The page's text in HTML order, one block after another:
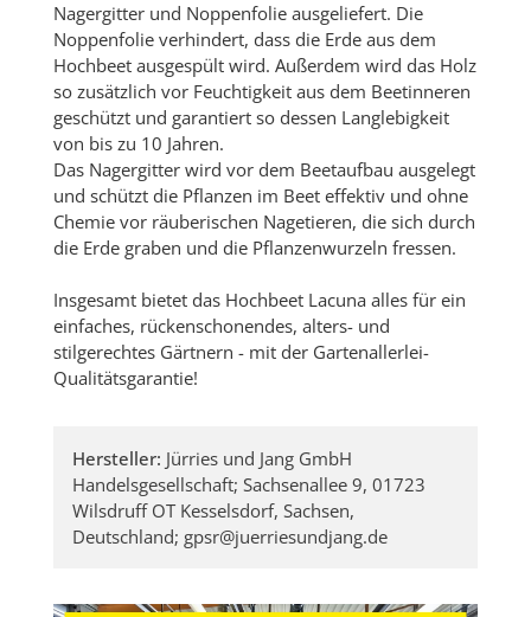
Nagergitter und Noppenfolie ausgeliefert. Die
Noppenfolie verhindert, dass die Erde aus dem
Hochbeet ausgespült wird. Außerdem wird das Holz
so zusätzlich vor Feuchtigkeit aus dem Beetinneren
geschützt und garantiert so dessen Langlebigkeit
von bis zu 10 Jahren.
Das Nagergitter wird vor dem Beetaufbau ausgelegt
und schützt die Pflanzen im Beet effektiv und ohne
Chemie vor räuberischen Nagetieren, die sich durch
die Erde graben und die Pflanzenwurzeln fressen.
Insgesamt bietet das Hochbeet Lacuna alles für ein
einfaches, rückenschonendes, alters- und
stilgerechtes Gärtnern - mit der Gartenallerlei-
Qualitätsgarantie!
Hersteller: Jürries und Jang GmbH
Handelsgesellschaft; Sachsenallee 9, 01723
Wilsdruff OT Kesselsdorf, Sachsen,
Deutschland; gpsr@juerriesundjang.de